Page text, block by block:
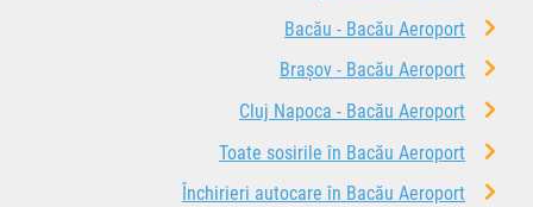
Bacău - Bacău Aeroport
Brașov - Bacău Aeroport
Cluj Napoca - Bacău Aeroport
Toate sosirile în Bacău Aeroport
Închirieri autocare în Bacău Aeroport